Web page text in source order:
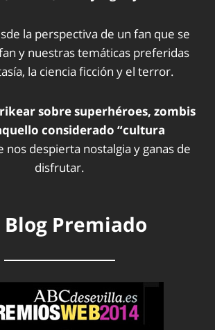
la perspectiva de un fan que se
y nuestras temáticas preferidas
la ciencia ficción y el terror.
sobre superhéroes, zombis
considerado “cultura
nos despierta nostalgia y ganas de
disfrutar.
Blog Premiado